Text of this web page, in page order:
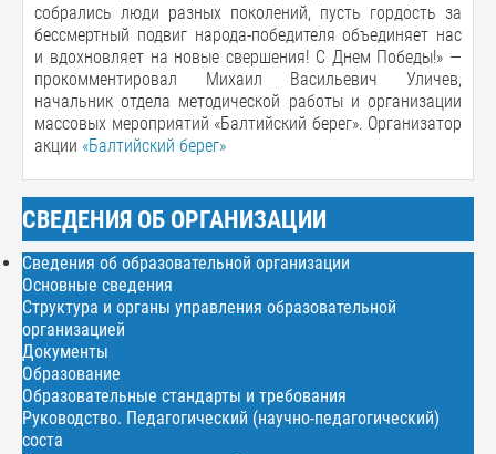
собрались люди разных поколений, пусть гордость за
бессмертный подвиг народа-победителя объединяет нас
и вдохновляет на новые свершения! С Днем Победы!» —
прокомментировал Михаил Васильевич Уличев,
начальник отдела методической работы и организации
массовых мероприятий «Балтийский берег». Организатор
акции «Балтийский берег»
СВЕДЕНИЯ ОБ ОРГАНИЗАЦИИ
Сведения об образовательной организации
Основные сведения
Структура и органы управления образовательной
организацией
Документы
Образование
Образовательные стандарты и требования
Руководство. Педагогический (научно-педагогический)
соста